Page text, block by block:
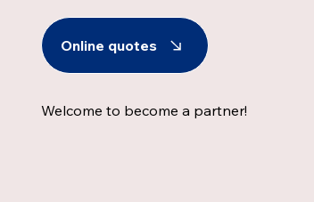
Online quotes
Welcome to become a partner!